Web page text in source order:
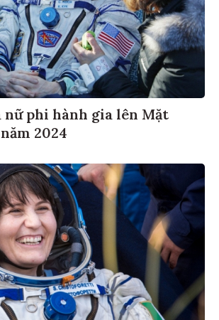
nữ phi hành gia lên Mặt
2024